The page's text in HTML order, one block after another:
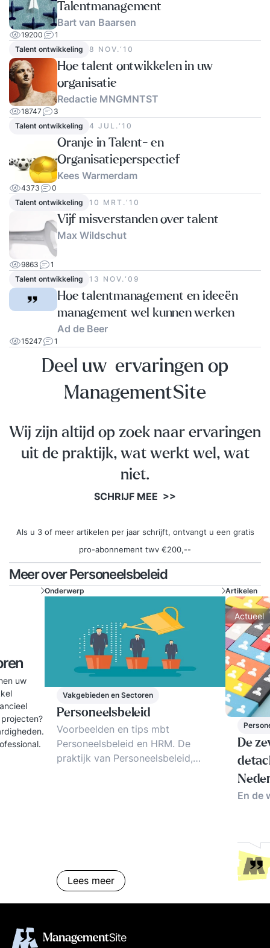
Talentmanagement
Bart van Baarsen
19200
1
Talent ontwikkeling
8 NOV.‘10
Hoe talent ontwikkelen in uw
organisatie
Redactie MNGMNTST
18747
3
Talent ontwikkeling
4 JUL.‘10
Oranje in Talent- en
Organisatieperspectief
Kees Warmerdam
4373
0
Talent ontwikkeling
10 MRT.‘10
Vijf misverstanden over talent
Max Wildschut
9863
1
Talent ontwikkeling
13 NOV.‘09
Hoe talentmanagement en ideeën
management wel kunnen werken
Ad de Beer
15247 1
Deel uw ervaringen op
ManagementSite
Wij zijn altijd op zoek naar ervaringen
uit de praktijk, wat werkt wel, wat
niet.
SCHRIJF MEE >>
Als u 3 of meer artikelen per jaar schrijft, ontvangt u een gratis
pro-abonnement twv €200,--
Meer over Personeelsbeleid
uw
Onderwerp
Vakgebieden en Sectoren
Personeelsbeleid
Voorbeelden en tips mbt
Personeelsbeleid en HRM. De
praktijk van Personeelsbeleid,
Lees meer
Artikelen
Actueel
De
En de